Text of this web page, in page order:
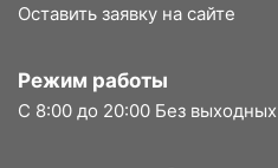
Оставить заявку на сайте
Режим работы
С 8:00 до 20:00 Без выходных